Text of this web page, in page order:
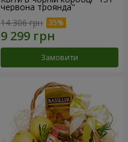
червона троянда"
14 306 грн
Замовити